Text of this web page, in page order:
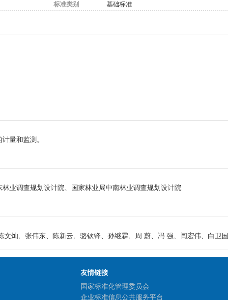
标准类别
基础标准
量和监测。
业调查规划设计院、国家林业局中南林业调查规划设计院
灿、张伟东、陈新云、骆钦锋、孙继霖、周 蔚、冯 强、闫宏伟、白卫国
友情链接
国家标准化管理委员会
企业标准信息公共服务平台